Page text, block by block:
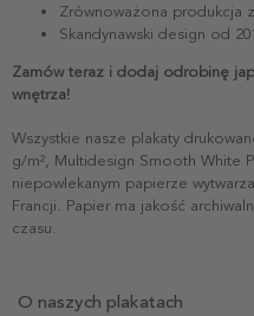
Zrównoważona produkcja
Skandynawski design od
Zamów teraz i dodaj odrobinę
wnętrza!
Wszystkie nasze plakaty
g/m², Multidesign Smooth White
niepowlekanym papierze
Francji. Papier ma jakość
czasu.
O naszych plakatach